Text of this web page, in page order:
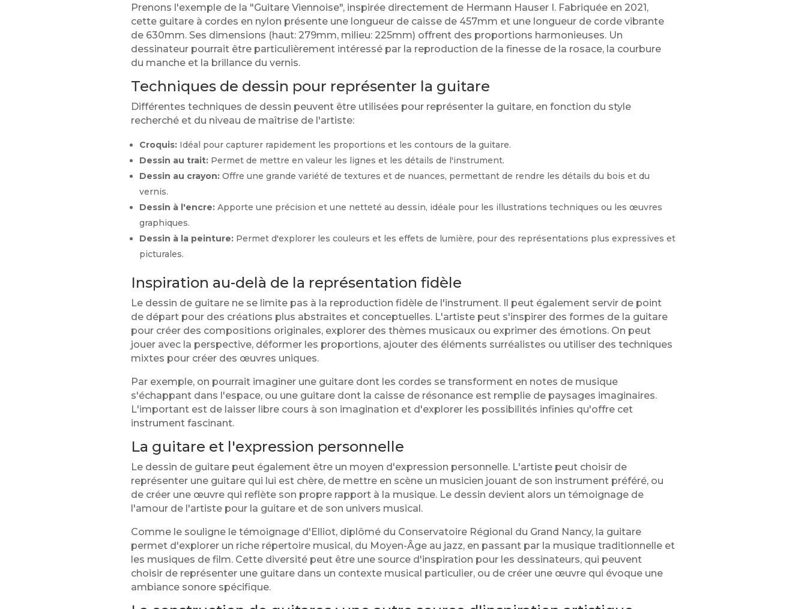
Prenons l'exemple de la "Guitare Viennoise", inspirée directement de Hermann Hauser I. Fabriquée en 2021,
cette guitare à cordes en nylon présente une longueur de caisse de 457mm et une longueur de corde vibrante
de 630mm. Ses dimensions (haut: 279mm, milieu: 225mm) offrent des proportions harmonieuses. Un
dessinateur pourrait être particulièrement intéressé par la reproduction de la finesse de la rosace, la courbure
du manche et la brillance du vernis.
Techniques de dessin pour représenter la guitare
Différentes techniques de dessin peuvent être utilisées pour représenter la guitare, en fonction du style
recherché et du niveau de maîtrise de l'artiste:
Croquis: Idéal pour capturer rapidement les proportions et les contours de la guitare.
Dessin au trait: Permet de mettre en valeur les lignes et les détails de l'instrument.
Dessin au crayon: Offre une grande variété de textures et de nuances, permettant de rendre les détails du bois et du
vernis.
Dessin à l'encre: Apporte une précision et une netteté au dessin, idéale pour les illustrations techniques ou les œuvres
graphiques.
Dessin à la peinture: Permet d'explorer les couleurs et les effets de lumière, pour des représentations plus expressives et
picturales.
Inspiration au-delà de la représentation fidèle
Le dessin de guitare ne se limite pas à la reproduction fidèle de l'instrument. Il peut également servir de point
de départ pour des créations plus abstraites et conceptuelles. L'artiste peut s'inspirer des formes de la guitare
pour créer des compositions originales, explorer des thèmes musicaux ou exprimer des émotions. On peut
jouer avec la perspective, déformer les proportions, ajouter des éléments surréalistes ou utiliser des techniques
mixtes pour créer des œuvres uniques.
Par exemple, on pourrait imaginer une guitare dont les cordes se transforment en notes de musique
s'échappant dans l'espace, ou une guitare dont la caisse de résonance est remplie de paysages imaginaires.
L'important est de laisser libre cours à son imagination et d'explorer les possibilités infinies qu'offre cet
instrument fascinant.
La guitare et l'expression personnelle
Le dessin de guitare peut également être un moyen d'expression personnelle. L'artiste peut choisir de
représenter une guitare qui lui est chère, de mettre en scène un musicien jouant de son instrument préféré, ou
de créer une œuvre qui reflète son propre rapport à la musique. Le dessin devient alors un témoignage de
l'amour de l'artiste pour la guitare et de son univers musical.
Comme le souligne le témoignage d'Elliot, diplômé du Conservatoire Régional du Grand Nancy, la guitare
permet d'explorer un riche répertoire musical, du Moyen-Âge au jazz, en passant par la musique traditionnelle et
les musiques de film. Cette diversité peut être une source d'inspiration pour les dessinateurs, qui peuvent
choisir de représenter une guitare dans un contexte musical particulier, ou de créer une œuvre qui évoque une
ambiance sonore spécifique.